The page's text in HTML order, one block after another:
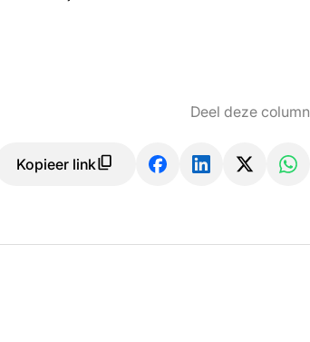
Deel deze column
Kopieer link